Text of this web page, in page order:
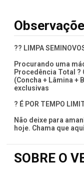
?? LIMPA
Procurando uma
Procedência Total ?
(Concha + Lâmina +
exclusivas
? É POR TEMPO
Não deixe para
hoje. Chama que
SOBRE O